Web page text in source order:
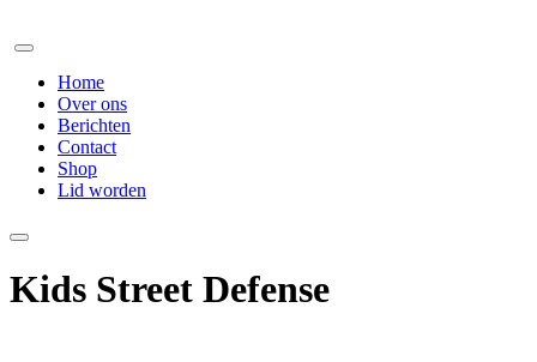
Home
Over ons
Berichten
Contact
Shop
Lid worden
Kids Street Defense